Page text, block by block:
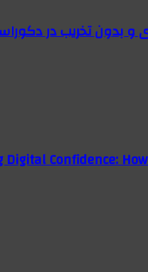
و بدون تخریب در
Confidence: